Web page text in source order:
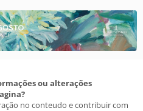
ou alterações
no conteudo e contribuir com